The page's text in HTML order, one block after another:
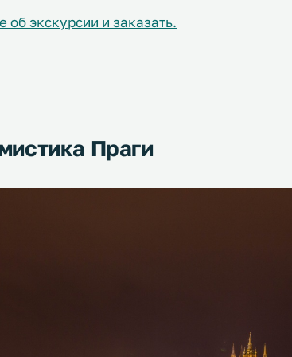
об экскурсии и заказать.
Праги